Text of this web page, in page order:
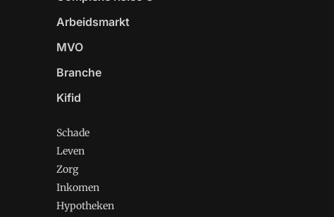
Arbeidsmarkt
MVO
Branche
Kifid
Schade
Leven
Zorg
Inkomen
Hypotheken